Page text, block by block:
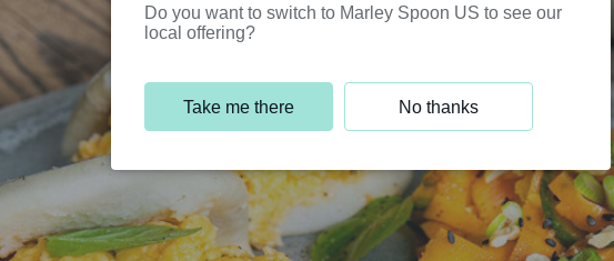
Do you want to switch to Marley Spoon US to see our
local offering?
Take me there No thanks